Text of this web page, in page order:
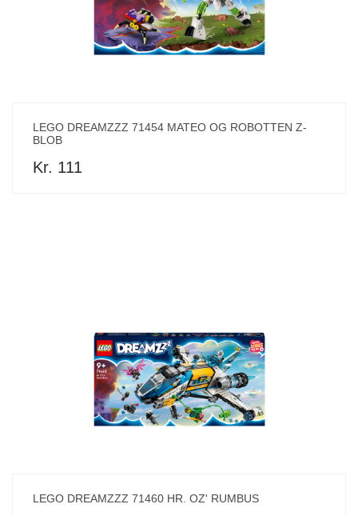
LEGO DREAMZZZ 71454 MATEO OG ROBOTTEN Z-
BLOB
Kr. 111
LEGO DREAMZZZ 71460 HR. OZ' RUMBUS